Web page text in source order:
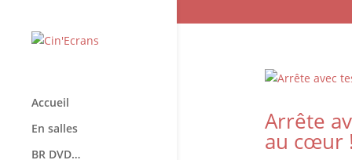
Accueil
En salles
BR DVD…
Arrête
au cœur !